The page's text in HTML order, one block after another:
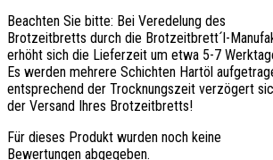
Beachten Sie bitte: Bei Veredelung des
Brotzeitbretts durch die Brotzeitbrett´l-
erhöht sich die Lieferzeit um etwa 5-7
Es werden mehrere Schichten Hartöl
entsprechend der Trocknungszeit verzögert
der Versand Ihres Brotzeitbretts!
Für dieses Produkt wurden noch keine
Bewertungen abgegeben.